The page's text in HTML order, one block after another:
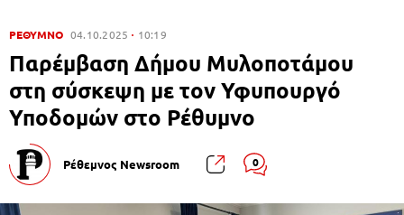
ΡΕΘΥΜΝΟ 04.10.2025 10:19
Παρέμβαση Δήμου Μυλοποτάμου
στη σύσκεψη με τον Υφυπουργό
Υποδομών στο Ρέθυμνο
Ρέθεμνος Newsroom 0